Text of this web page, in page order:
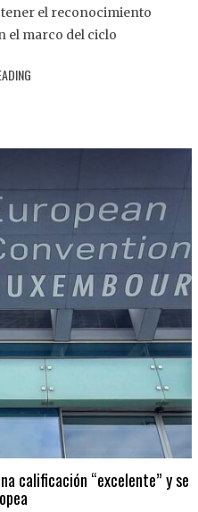
el reconocimiento
el marco del ciclo
calificación “excelente” y se